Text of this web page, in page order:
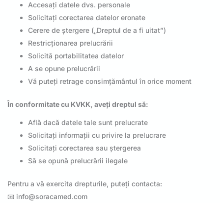
Accesați datele dvs. personale
Solicitați corectarea datelor eronate
Cerere de ștergere („Dreptul de a fi uitat”)
Restricționarea prelucrării
Solicită portabilitatea datelor
A se opune prelucrării
Vă puteți retrage consimțământul în orice moment
În conformitate cu KVKK, aveți dreptul să:
Află dacă datele tale sunt prelucrate
Solicitați informații cu privire la prelucrare
Solicitați corectarea sau ștergerea
Să se opună prelucrării ilegale
Pentru a vă exercita drepturile, puteți contacta:
📧 info@soracamed.com